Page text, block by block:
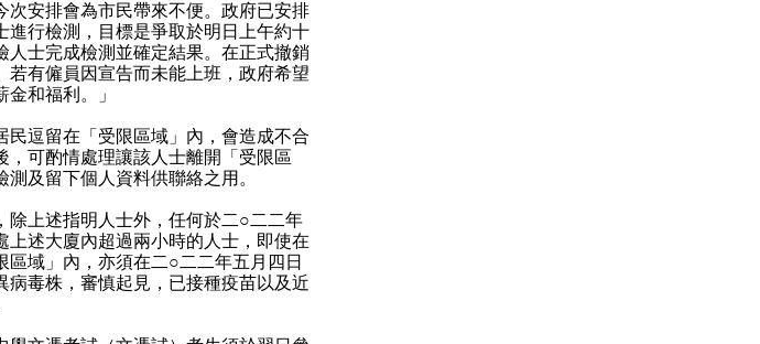
安排會為市民帶來不便。政府已安排
進行檢測，目標是爭取於明日上午約十
人士完成檢測並確定結果。在正式撤銷
若有僱員因宣告而未能上班，政府希望
和福利。」
逗留在「受限區域」內，會造成不合
可酌情處理讓該人士離開「受限區
及留下個人資料供聯絡之用。
上述指明人士外，任何於二○二二年
上述大廈內超過兩小時的人士，即使在
區域」內，亦須在二○二二年五月四日
毒株，審慎起見，已接種疫苗以及近